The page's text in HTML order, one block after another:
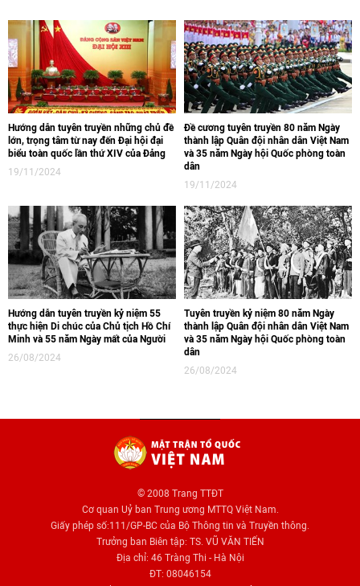
Hướng dẫn tuyên truyền những chủ đề
lớn, trọng tâm từ nay đến Đại hội đại
biểu toàn quốc lần thứ XIV của Đảng
19/11/2024
Đề cương tuyên truyền 80 năm Ngày
thành lập Quân đội nhân dân Việt Nam
và 35 năm Ngày hội Quốc phòng toàn
dân
19/11/2024
Hướng dẫn tuyên truyền kỷ niệm 55
thực hiện Di chúc của Chủ tịch Hồ Chí
Minh và 55 năm Ngày mất của Người
26/08/2024
Tuyên truyền kỷ niệm 80 năm Ngày
thành lập Quân đội nhân dân Việt Nam
và 35 năm Ngày hội Quốc phòng toàn
dân
26/08/2024
© 2008 Trang TTĐT
Cơ quan Uỷ ban Trung ương MTTQ Việt Nam.
Giấy phép số:111/GP-BC của Bộ Thông tin và Truyền thông.
Trưởng ban Biên tập: TS. VŨ VĂN TIẾN
Địa chỉ: 46 Tràng Thi - Hà Nội
ĐT: 08046154